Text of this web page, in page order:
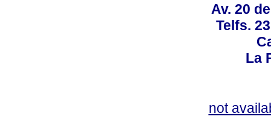
Av. 20
Telfs.
La
not